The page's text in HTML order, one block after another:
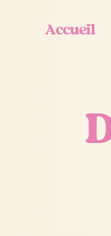
Accueil